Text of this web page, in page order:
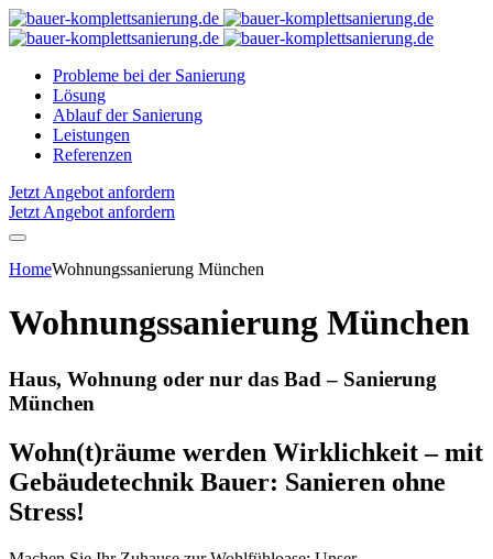
Probleme bei der Sanierung
Lösung
Ablauf der Sanierung
Leistungen
Referenzen
Jetzt Angebot anfordern
Jetzt Angebot anfordern
HomeWohnungssanierung München
Wohnungssanierung München
Haus, Wohnung oder nur das Bad – Sanierung
München
Wohn(t)räume werden Wirklichkeit – mit
Gebäudetechnik Bauer: Sanieren ohne
Stress!